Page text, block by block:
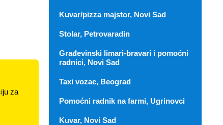
za
Kuvar/pizza majstor, Novi Sad
Stolar, Petrovaradin
Građevinski limari-bravari i pomoćni
radnici, Novi Sad
Taxi vozac, Beograd
Pomoćni radnik na farmi, Ugrinovci
Kuvar, Novi Sad